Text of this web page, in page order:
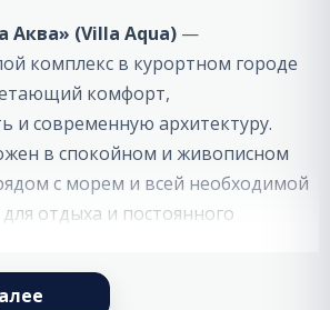
Аква» (Villa Aqua) —
комплекс в курортном городе
комфорт,
и современную архитектуру.
в спокойном и живописном
с морем и всей необходимой
отдыха и постоянного
с использованием качественных